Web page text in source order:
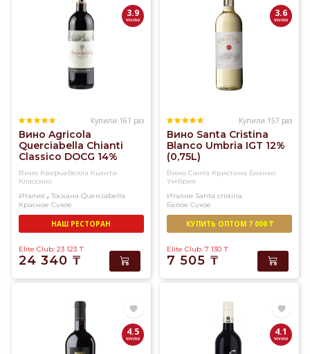
3.9
Купили 161 раз
Вино Agricola
Querciabella Chianti
Classico DOCG 14%
(0,75L)
Вино Кверчабелла Кьянти
Классико
Италия , Тоскана Querciabella
Красное Сухое
НАШ РЕСТОРАН
Elite Club: 23 123 ₸
24 340 ₸
3.6
Купили 157 раз
Вино Santa Cristina
Blanco Umbria IGT 12%
(0,75L)
Вино Санта Кристина Бланко
Умбрия
Италия Santa cristina
Белое Сухое
КУПИТЬ ОПТОМ 7 000 ₸
Elite Club: 7 130 ₸
7 505 ₸
4.5 4.1